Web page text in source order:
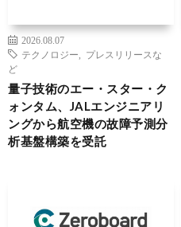
2026.08.07
テクノロジー
プレスリリースな
ど
量子技術のエー・スター・ク
ォンタム、JALエンジニアリ
ングから航空機の故障予測分
析基盤構築を受託